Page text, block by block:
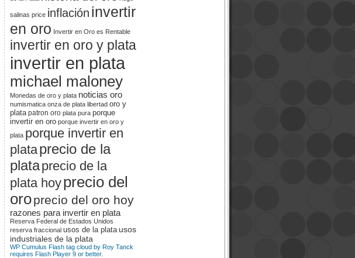
salinas price inflación invertir
en oro Invertir en Oro es Rentable
invertir en oro y plata
invertir en plata
michael maloney
Monedas de oro y plata noticias oro
numismatica onza de plata libertad oro y
plata patron oro plata pura porque
invertir en oro porque invertir en oro y
plata porque invertir en
plataprecio de la
plataprecio de la
plata hoyprecio del
oroprecio del oro hoy
razones para invertir en plata
Reserva Federal de Estados Unidos
reserva fraccional usos de la plata usos
industriales de la plata
WP Cumulus Flash tag cloud by Roy Tanck
requires Flash Player 9 or better.